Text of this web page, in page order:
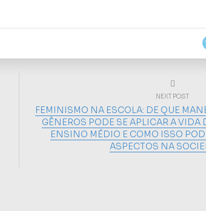
NEXT POST
FEMINISMO NA ESCOLA: DE QUE
GÊNEROS PODE SE APLICAR A
ENSINO MÉDIO E COMO ISSO
ASPECTOS NA